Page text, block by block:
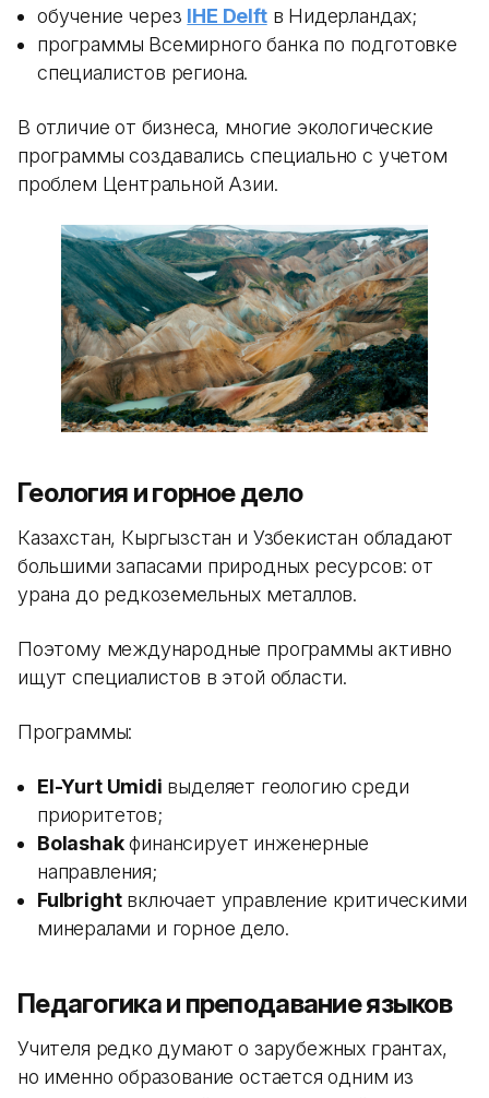
обучение через IHE Delftв Нидерландах;
программы Всемирного банка по подготовке
специалистов региона.
В отличие от бизнеса, многие экологические
программы создавались специально с учетом
проблем Центральной Азии.
Геология и горное дело
Казахстан, Кыргызстан и Узбекистан обладают
большими запасами природных ресурсов: от
урана до редкоземельных металлов.
Поэтому международные программы активно
ищут специалистов в этой области.
Программы:
El-Yurt Umidi выделяет геологию среди
приоритетов;
Bolashakфинансирует инженерные
направления;
Fulbrightвключает управление критическими
минералами и горное дело.
Педагогика и преподавание языков
Учителя редко думают о зарубежных грантах,
но именно образование остается одним из